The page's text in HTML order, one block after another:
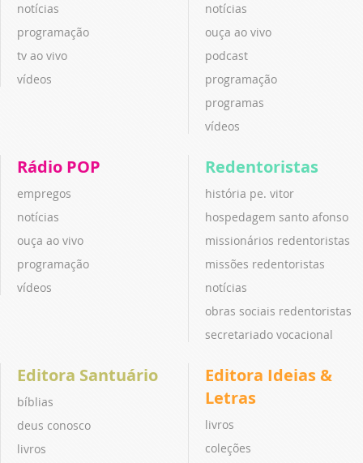
notícias
programação
tv ao vivo
vídeos
notícias
ouça ao vivo
podcast
programação
programas
vídeos
Rádio POP
empregos
notícias
ouça ao vivo
programação
vídeos
Redentoristas
história pe. vitor
hospedagem santo afonso
missionários redentoristas
missões redentoristas
notícias
obras sociais redentoristas
secretariado vocacional
Editora Santuário
bíblias
deus conosco
livros
Editora Ideias &
Letras
livros
coleções